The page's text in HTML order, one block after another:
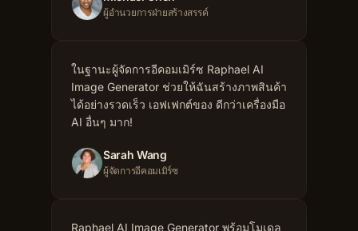
ได้อย่างรวดเร็ว เอฟเฟกต์ของ ดีกว่าเครื่องมือ
AI อื่นๆ มาก!
ผู้จัดการอีคอมเมิร์ซ
ขึ้น 10 เท่า! คุณภาพของภาพนั้นเหนือ